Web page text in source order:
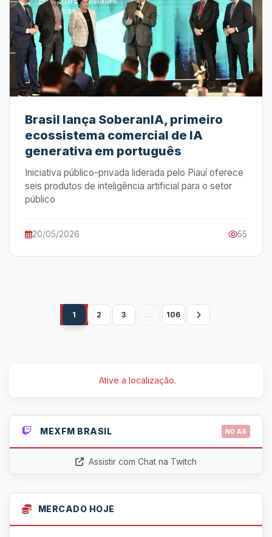
Brasil lança SoberanIA, primeiro
ecossistema comercial de IA
generativa em português
Iniciativa público-privada liderada pelo Piauí oferece
seis produtos de inteligência artificial para o setor
público
20/05/2026 55
1 2 3 ... 106
Ative a localização.
MEXFM BRASIL NO AR
Assistir com Chat na Twitch
MERCADO HOJE